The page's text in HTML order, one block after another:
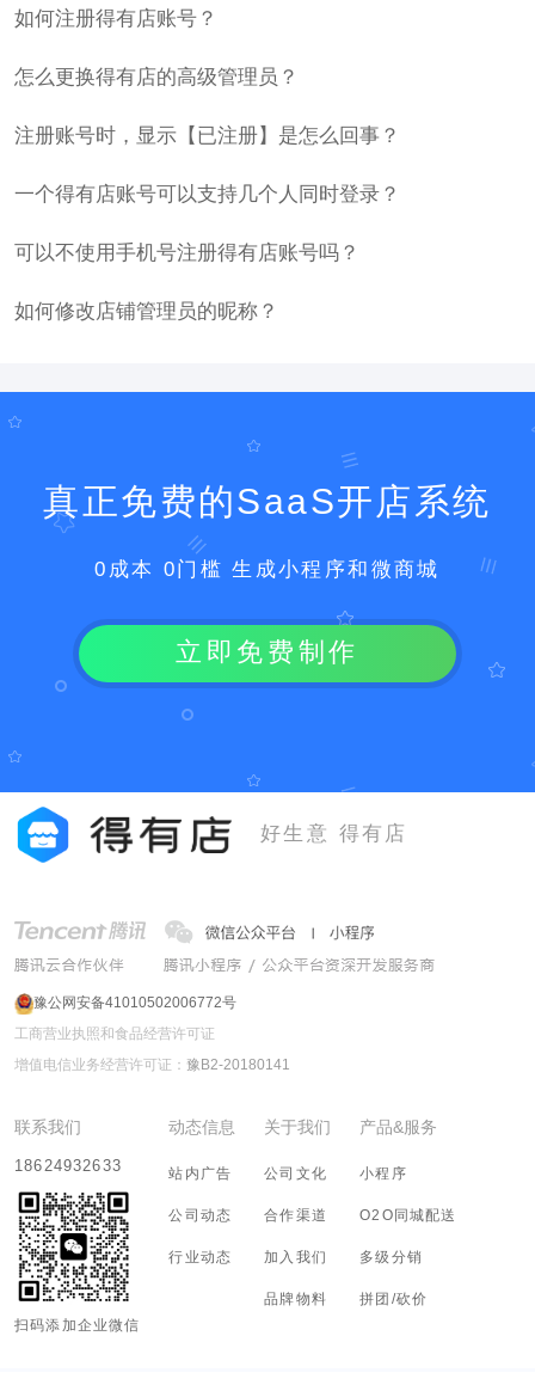
如何注册得有店账号？
怎么更换得有店的高级管理员？
注册账号时，显示【已注册】是怎么回事？
一个得有店账号可以支持几个人同时登录？
可以不使用手机号注册得有店账号吗？
如何修改店铺管理员的昵称？
真正免费的SaaS开店系统
0成本 0门槛 生成小程序和微商城
立即免费制作
好生意 得有店
豫公网安备41010502006772号
工商营业执照和食品经营许可证
增值电信业务经营许可证： 豫B2-20180141
联系我们
18624932633
扫码添加企业微信
动态信息
站内广告
公司动态
行业动态
关于我们
公司文化
合作渠道
加入我们
品牌物料
产品&服务
小程序
O2O同城配送
多级分销
拼团/砍价